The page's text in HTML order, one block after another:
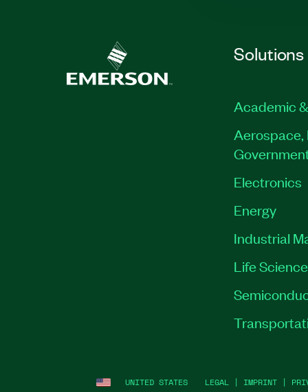
Solutions
Academic
Aerospace,
Electronics
Energy
Industrial
Life
UNITED STATES LEGAL | IMPRINT |